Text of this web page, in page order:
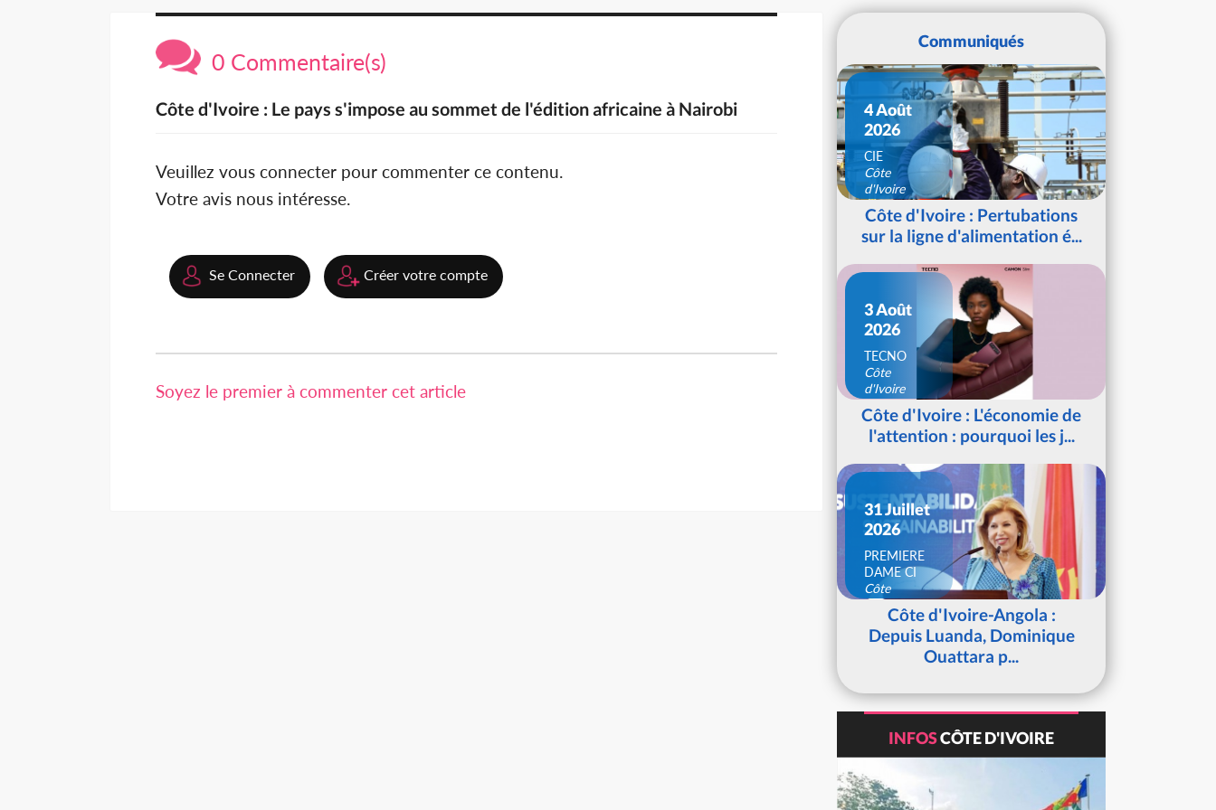
0 Commentaire(s)
Côte d'Ivoire : Le pays s'impose au sommet de l'édition africaine à Nairobi
Veuillez vous connecter pour commenter ce contenu.
Votre avis nous intéresse.
Se Connecter Créer votre compte
Soyez le premier à commenter cet article
Communiqués
4 Août
2026
CIE
Côte
d'Ivoire
Côte d'Ivoire : Pertubations
sur la ligne d'alimentation é...
3 Août
2026
TECNO
Côte
d'Ivoire
Côte d'Ivoire : L'économie de
l'attention : pourquoi les j...
31 Juillet
2026
PREMIERE
DAME CI
Côte
d'IvoireCôte d'Ivoire-Angola :
Depuis Luanda, Dominique
Ouattara p...
INFOSCÔTE D'IVOIRE